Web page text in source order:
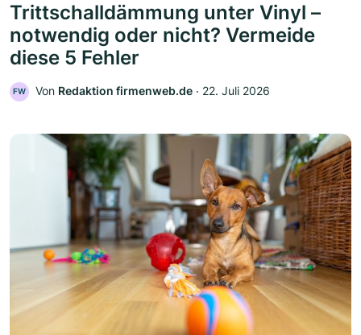
Trittschalldämmung unter Vinyl –
notwendig oder nicht? Vermeide
diese 5 Fehler
FW Von Redaktion firmenweb.de ‧ 22. Juli 2026